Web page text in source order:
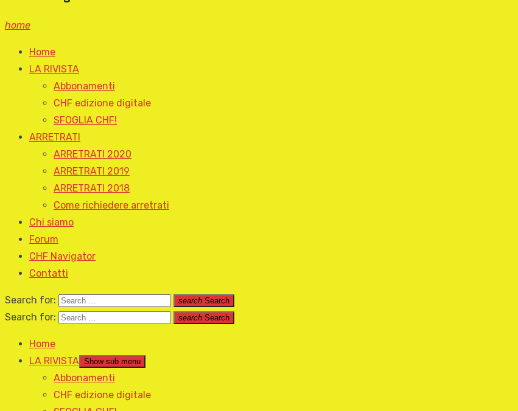
home
Home
LA RIVISTA
Abbonamenti
CHF edizione digitale
SFOGLIA CHF!
ARRETRATI
ARRETRATI 2020
ARRETRATI 2019
ARRETRATI 2018
Come richiedere arretrati
Chi siamo
Forum
CHF Navigator
Contatti
Search for: search Search
Search for: search Search
Home
LA RIVISTA Show sub menu
Abbonamenti
CHF edizione digitale